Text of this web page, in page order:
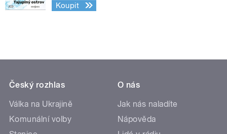
Koupit
Český rozhlas
Válka na Ukrajině
Komunální volby
O nás
Jak nás naladíte
Nápověda